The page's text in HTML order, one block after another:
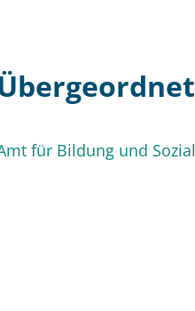
für Bildung und